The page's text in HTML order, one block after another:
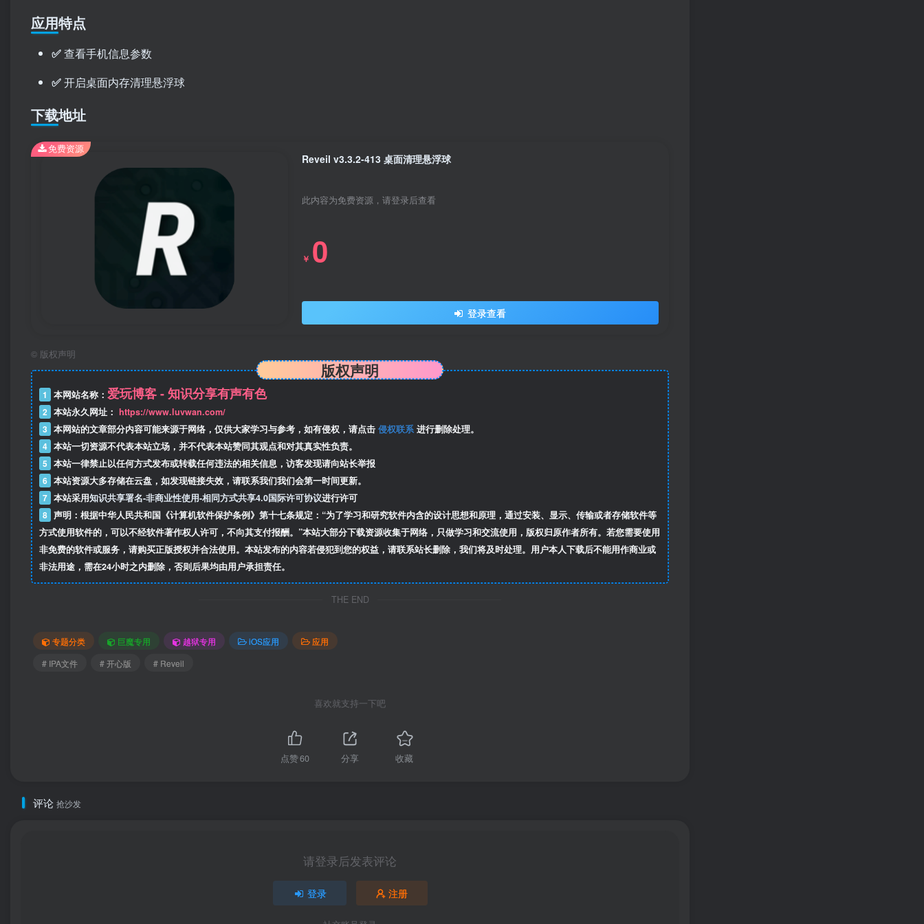
应用特点
✅查看手机信息参数
✅开启桌面内存清理悬浮球
下载地址
Reveil v3.3.2-413 桌面清理悬浮球
此内容为免费资源，请登录后查看
￥ 0
登录查看
免费资源
© 版权声明
版权声明
1 本网站名称： 爱玩博客 - 知识分享有声有色
2 本站永久网址： https://www.luvwan.com/
3 本网站的文章部分内容可能来源于网络，仅供大家学习与参考，如有侵权，请点击 侵权联系 进行删除处理。
4 本站一切资源不代表本站立场，并不代表本站赞同其观点和对其真实性负责。
5 本站一律禁止以任何方式发布或转载任何违法的相关信息，访客发现请向站长举报
6 本站资源大多存储在云盘，如发现链接失效，请联系我们我们会第一时间更新。
7 本站采用知识共享署名-非商业性使用-相同方式共享4.0国际许可协议进行许可
8 声明：根据中华人民共和国《计算机软件保护条例》第十七条规定：“为了学习和研究软件内含的设计思想和原理，通过安装、显示、传输或者存储软件等
方式使用软件的，可以不经软件著作权人许可，不向其支付报酬。”本站大部分下载资源收集于网络，只做学习和交流使用，版权归原作者所有。若您需要使用
非免费的软件或服务，请购买正版授权并合法使用。本站发布的内容若侵犯到您的权益，请联系站长删除，我们将及时处理。用户本人下载后不能用作商业或
非法用途，需在24小时之内删除，否则后果均由用户承担责任。
THE END
专题分类 巨魔专用 越狱专用 iOS应用
应用
# IPA文件
# 开心版 # Reveil
喜欢就支持一下吧
点赞60 分享 收藏
评论 抢沙发
请登录后发表评论
登录 注册